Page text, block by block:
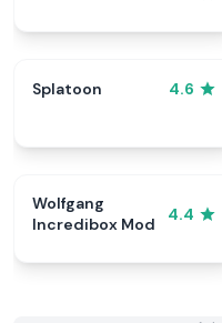
Splatoon 4.6
Wolfgang
Incredibox Mod
4.4